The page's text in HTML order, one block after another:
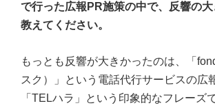
で行った広報PR施策の中で、反響の
教えてください。
もっとも反響が大きかったのは、「
スク）」という電話代行サービスの広
「TELハラ」という印象的なフレーズ